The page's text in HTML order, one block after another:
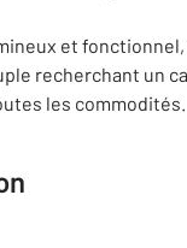
et fonctionnel,
recherchant un
les commodités.